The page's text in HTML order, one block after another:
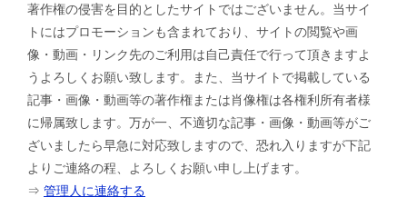
著作権の侵害を目的としたサイトではございません。当サイ
トにはプロモーションも含まれており、サイトの閲覧や画
像・動画・リンク先のご利用は自己責任で行って頂きますよ
うよろしくお願い致します。また、当サイトで掲載している
記事・画像・動画等の著作権または肖像権は各権利所有者様
に帰属致します。万が一、不適切な記事・画像・動画等がご
ざいましたら早急に対応致しますので、恐れ入りますが下記
よりご連絡の程、よろしくお願い申し上げます。
⇒ 管理人に連絡する